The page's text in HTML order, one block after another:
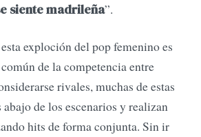
siente madrileña”.
exploción del pop femenino es
de la competencia entre
rivales, muchas de estas
de los escenarios y realizan
hits de forma conjunta. Sin ir